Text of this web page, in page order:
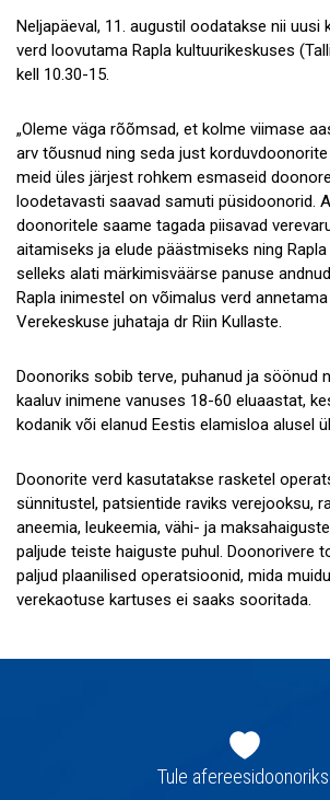
Koostöö
Tule tööle!
Tule ekskursioonile!
Andmekaitse
Neljapäeval, 11. augustil oodatakse nii uusi
verd loovutama Rapla kultuurikeskuses
kell 10.30-15.
„Oleme väga rõõmsad, et kolme viimase
arv tõusnud ning seda just
meid üles järjest rohkem esmaseid
loodetavasti saavad samuti püsidoonorid.
doonoritele saame tagada piisavad
aitamiseks ja elude päästmiseks ning
selleks alati märkimisväärse panuse
Rapla inimestel on võimalus verd annetama
Verekeskuse juhataja dr Riin Kullaste.
Doonoriks sobib terve, puhanud ja söönud
kaaluv inimene vanuses 18-60 eluaastat,
kodanik või elanud Eestis elamisloa alusel
Doonorite verd kasutatakse rasketel
sünnitustel, patsientide raviks verejooksu,
aneemia, leukeemia, vähi- ja
paljude teiste haiguste puhul. Doonorivere
paljud plaanilised operatsioonid, mida
verekaotuse kartuses ei saaks sooritada.
navigatsioonTule afereesidoonoriks!